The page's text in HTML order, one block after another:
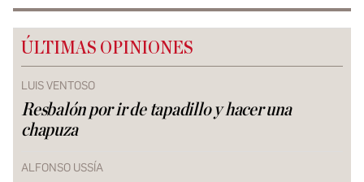
ÚLTIMAS OPINIONES
LUIS VENTOSO
Resbalón por ir de tapadillo y hacer una
chapuza
ALFONSO USSÍA